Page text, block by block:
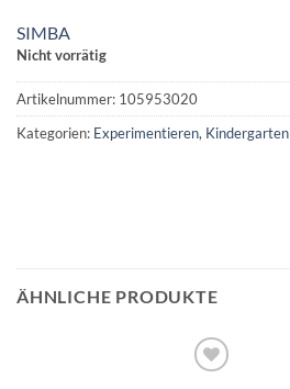
SIMBA
Nicht vorrätig
Artikelnummer: 105953020
Kategorien: Experimentieren,
ÄHNLICHE PRODUKTE